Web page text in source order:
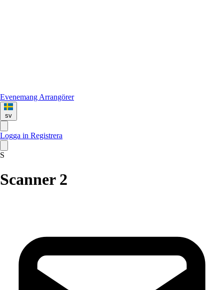
Evenemang Arrangörer
sv
Logga in Registrera
S
Scanner 2